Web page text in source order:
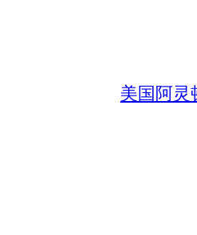
美国阿灵